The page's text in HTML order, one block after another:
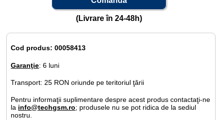
(Livrare în 24-48h)
Cod produs: 00058413
Garanţie: 6 luni
Transport: 25 RON oriunde pe teritoriul ţării
Pentru informaţii suplimentare despre acest produs contactaţi-ne
la info@techgsm.ro; produsele nu se pot ridica de la sediul
nostru.